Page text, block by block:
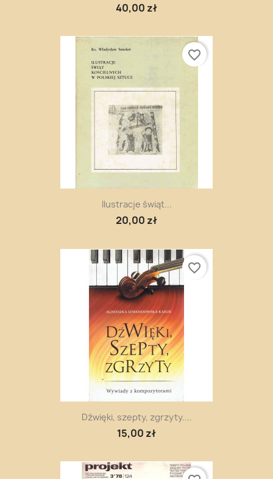
40,00 zł
Ilustracje świąt...
20,00 zł
favorite_border
Dźwięki, szepty, zgrzyty....
15,00 zł
favorite_border